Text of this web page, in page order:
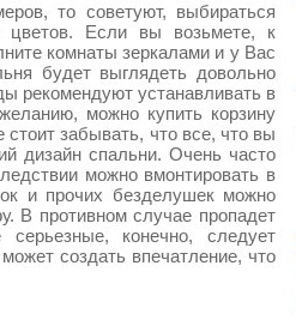
то советуют, выбираться
цветов. Если вы возьмете, к
комнаты зеркалами и у Вас
будет выглядеть довольно
рекомендуют устанавливать в
можно купить корзину
забывать, что все, что вы
дизайн спальни. Очень часто
можно вмонтировать в
и прочих безделушек можно
В противном случае пропадет
конечно, следует
создать впечатление, что